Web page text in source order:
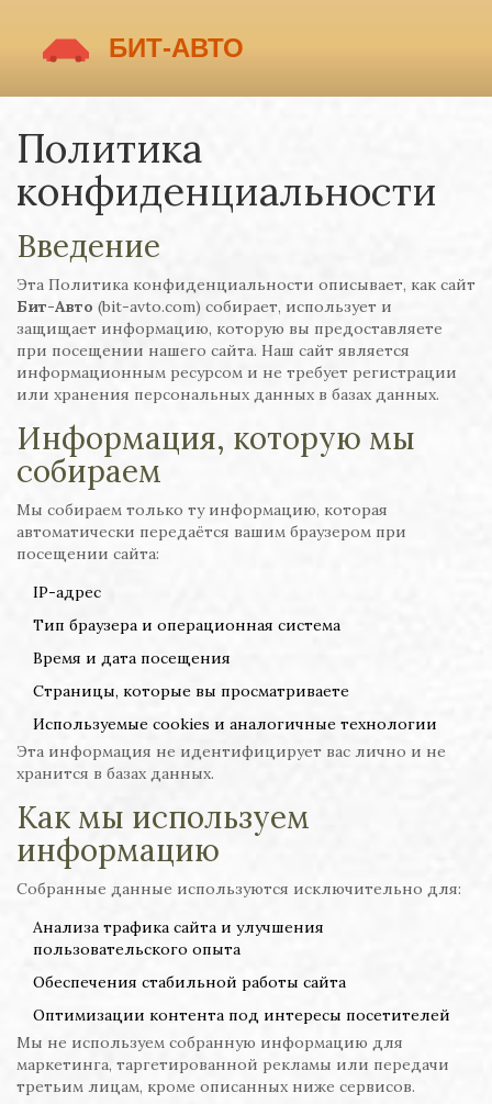
Политика
конфиденциальности
Введение
Эта Политика конфиденциальности описывает, как сайт
Бит-Авто (bit-avto.com) собирает, использует и
защищает информацию, которую вы предоставляете
при посещении нашего сайта. Наш сайт является
информационным ресурсом и не требует регистрации
или хранения персональных данных в базах данных.
Информация, которую мы
собираем
Мы собираем только ту информацию, которая
автоматически передаётся вашим браузером при
посещении сайта:
IP-адрес
Тип браузера и операционная система
Время и дата посещения
Страницы, которые вы просматриваете
Используемые cookies и аналогичные технологии
Эта информация не идентифицирует вас лично и не
хранится в базах данных.
Как мы используем
информацию
Собранные данные используются исключительно для:
Анализа трафика сайта и улучшения
пользовательского опыта
Обеспечения стабильной работы сайта
Оптимизации контента под интересы посетителей
Мы не используем собранную информацию для
маркетинга, таргетированной рекламы или передачи
третьим лицам, кроме описанных ниже сервисов.